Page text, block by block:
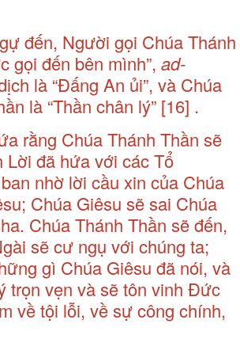
đến, Người gọi Chúa Thánh
gọi đến bên mình”, ad-
là “Đấng An ủi”, và Chúa
là “Thần chân lý” [16] .
rằng Chúa Thánh Thần sẽ
Lời đã hứa với các Tổ
nhờ lời cầu xin của Chúa
Chúa Giêsu sẽ sai Chúa
Chúa Thánh Thần sẽ đến,
sẽ cư ngụ với chúng ta;
gì Chúa Giêsu đã nói, và
trọn vẹn và sẽ tôn vinh Đức
về tội lỗi, về sự công chính,